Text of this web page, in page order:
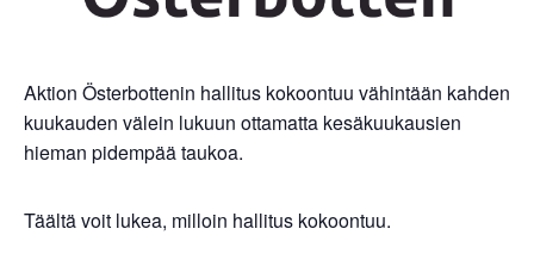
Aktion Österbottenin hallitus kokoontuu vähintään kahden
kuukauden välein lukuun ottamatta kesäkuukausien
hieman pidempää taukoa.
Täältä voit lukea, milloin hallitus kokoontuu.